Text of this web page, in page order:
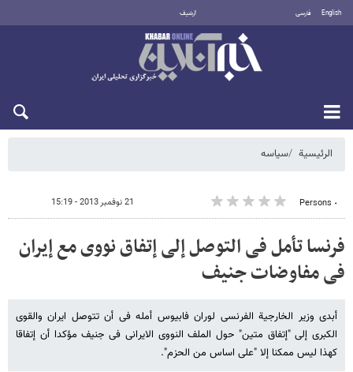
English فارسی أرشيف
الرئيسية سیاسه
٠ Persons 21 نوفمبر 2013 - 15:19
فرنسا تأمل فی التوصل إلی إتفاق نووی مع إیران
فی مفاوضات جنیف
أبدی وزیر الخارجیة الفرنسی لوران فابیوس أمله فی أن تتوصل ایران والقوى
الکبرى إلى "إتفاق متین" حول الملف النووی الایرانی فی جنیف مؤکدا أن إتفاقا
کهذا لیس ممکنا إلا "على اساس من الحزم".